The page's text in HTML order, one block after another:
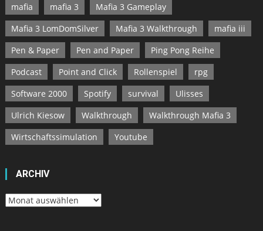
mafia
mafia 3
Mafia 3 Gameplay
Mafia 3 LomDomSilver
Mafia 3 Walkthrough
mafia iii
Pen & Paper
Pen and Paper
Ping Pong Reihe
Podcast
Point and Click Rollenspiel
rpg
Software 2000
Spotify survival
Ulisses
Ulrich Kiesow
Walkthrough
Walkthrough Mafia 3
Wirtschaftssimulation
Youtube
ARCHIV
Archiv